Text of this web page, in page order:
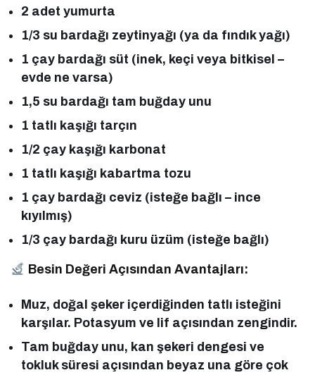
2 adet yumurta
1/3 su bardağı zeytinyağı (ya da fındık yağı)
1 çay bardağı süt (inek, keçi veya bitkisel –
evde ne varsa)
1,5 su bardağı tam buğday unu
1 tatlı kaşığı tarçın
1/2 çay kaşığı karbonat
1 tatlı kaşığı kabartma tozu
1 çay bardağı ceviz (isteğe bağlı – ince
kıyılmış)
1/3 çay bardağı kuru üzüm (isteğe bağlı)
Besin Değeri Açısından Avantajları:
Muz, doğal şeker içerdiğinden tatlı isteğini
karşılar. Potasyum ve lif açısından zengindir.
Tam buğday unu, kan şekeri dengesi ve
tokluk süresi açısından beyaz una göre çok